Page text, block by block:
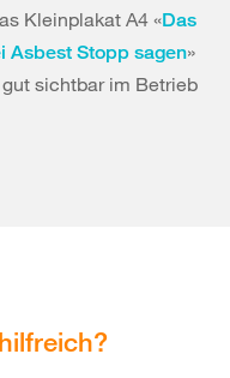
Kleinplakat A4 «Das
Asbest Stopp sagen»
sichtbar im Betrieb